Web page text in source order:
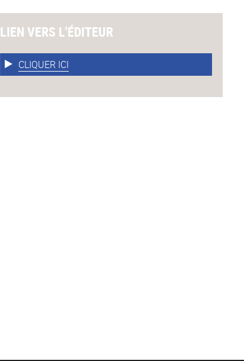
LIEN VERS L'ÉDITEUR
CLIQUER ICI